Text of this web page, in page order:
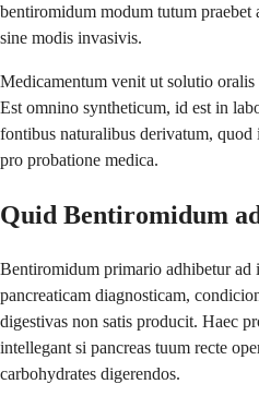
bentiromidum modum tutum praebet
sine modis invasivis.
Medicamentum venit ut solutio
Est omnino syntheticum, id est in
fontibus naturalibus derivatum,
pro probatione medica.
Quid Bentiromidum
Bentiromidum primario adhibetur ad
pancreaticam diagnosticam,
digestivas non satis producit. Haec
intellegant si pancreas tuum recte
carbohydrates digerendos.